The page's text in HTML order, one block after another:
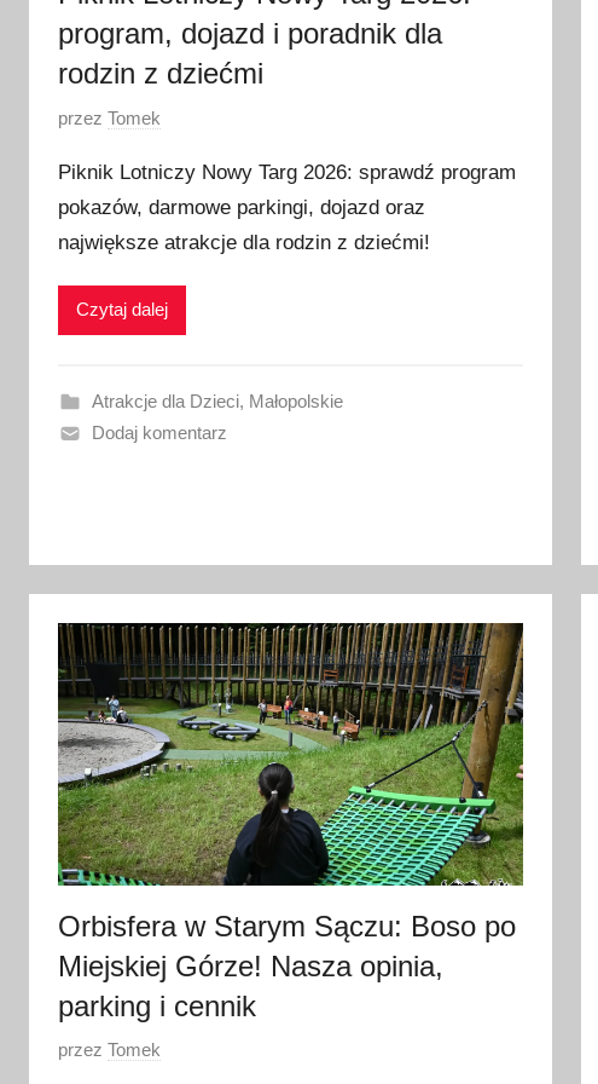
program, dojazd i poradnik dla
rodzin z dziećmi
O
u
b
l
o
a
n
p
c
a
2
0
2
6
przez Tomek
Piknik Lotniczy Nowy Targ 2026: sprawdź program
pokazów, darmowe parkingi, dojazd oraz
największe atrakcje dla rodzin z dziećmi!
Czytaj dalej
Atrakcje dla Dzieci, Małopolskie
Dodaj komentarz
Orbisfera w Starym Sączu: Boso po
Miejskiej Górze! Nasza opinia,
parking i cennik
O
przez Tomek